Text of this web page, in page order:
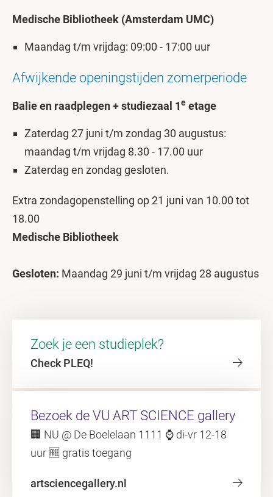
Medische Bibliotheek (Amsterdam UMC)
Maandag t/m vrijdag: 09:00 - 17:00 uur
Afwijkende openingstijden zomerperiode
Balie en raadplegen + studiezaal 1e etage
Zaterdag 27 juni t/m zondag 30 augustus:
maandag t/m vrijdag 8.30 - 17.00 uur
Zaterdag en zondag gesloten.
Extra zondagopenstelling op 21 juni van 10.00 tot
18.00
Medische Bibliotheek
Gesloten: Maandag 29 juni t/m vrijdag 28 augustus
Zoek je een studieplek?
Check PLEQ!
Bezoek de VU ART SCIENCE gallery
🏢 NU @ De Boelelaan 1111 ⌚ di-vr 12-18
uur 🆓 gratis toegang
artsciencegallery.nl